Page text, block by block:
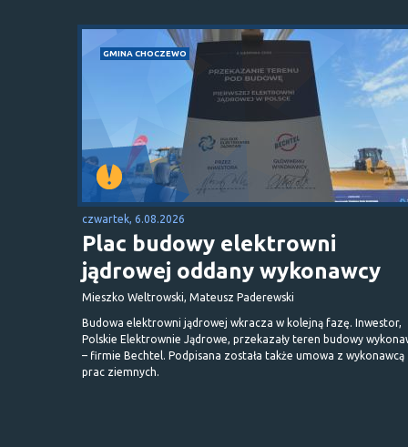
GMINA CHOCZEWO
czwartek, 6.08.2026
Plac budowy elektrowni
jądrowej oddany wykonawcy
Mieszko Weltrowski, Mateusz Paderewski
Budowa elektrowni jądrowej wkracza w kolejną fazę. Inwestor,
Polskie Elektrownie Jądrowe, przekazały teren budowy
– firmie Bechtel. Podpisana została także umowa z wykonawcą
prac ziemnych.